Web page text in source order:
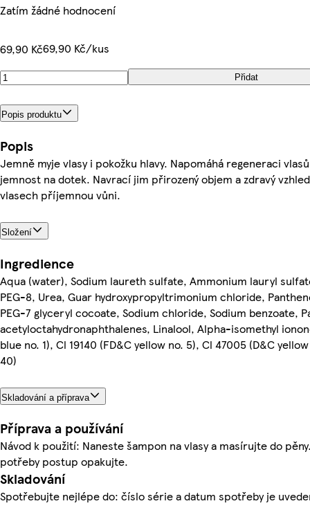
Zatím žádné hodnocení
69,90 Kč69,90 Kč/kus
Přidat
Popis produktu
Popis
Jemně myje vlasy i pokožku hlavy. Napomáhá regeneraci
jemnost na dotek. Navrací jim přirozený objem a zdravý
vlasech příjemnou vůni.
Složení
Ingredience
Aqua (water), Sodium laureth sulfate, Ammonium lauryl
PEG-8, Urea, Guar hydroxypropyltrimonium chloride,
PEG-7 glyceryl cocoate, Sodium chloride, Sodium benzoate,
acetyloctahydronaphthalenes, Linalool, Alpha-isomethyl
blue no. 1), Cl 19140 (FD&C yellow no. 5), Cl 47005 (D&C
40)
Skladování a příprava
Příprava a používání
Návod k použití: Naneste šampon na vlasy a masírujte do
potřeby postup opakujte.
Skladování
Spotřebujte nejlépe do: číslo série a datum spotřeby je